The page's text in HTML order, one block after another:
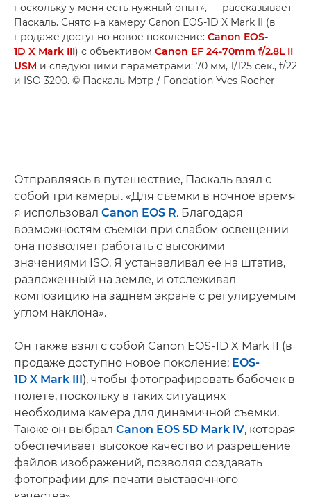
поскольку у меня есть нужный опыт», — рассказывает
Паскаль. Снято на камеру Canon EOS-1D X Mark II (в
продаже доступно новое поколение: Canon EOS-
1D X Mark III) с объективом Canon EF 24-70mm f/2.8L II
USM и следующими параметрами: 70 мм, 1/125 сек., f/22
и ISO 3200. © Паскаль Мэтр / Fondation Yves Rocher
Отправляясь в путешествие, Паскаль взял с
собой три камеры. «Для съемки в ночное время
я использовал Canon EOS R. Благодаря
возможностям съемки при слабом освещении
она позволяет работать с высокими
значениями ISO. Я устанавливал ее на штатив,
разложенный на земле, и отслеживал
композицию на заднем экране с регулируемым
углом наклона».
Он также взял с собой Canon EOS-1D X Mark II (в
продаже доступно новое поколение: EOS-
1D X Mark III), чтобы фотографировать бабочек в
полете, поскольку в таких ситуациях
необходима камера для динамичной съемки.
Также он выбрал Canon EOS 5D Mark IV, которая
обеспечивает высокое качество и разрешение
файлов изображений, позволяя создавать
фотографии для печати выставочного